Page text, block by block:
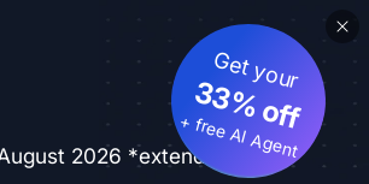
2026 *extended
Get your
33% off
+ free AI Agent